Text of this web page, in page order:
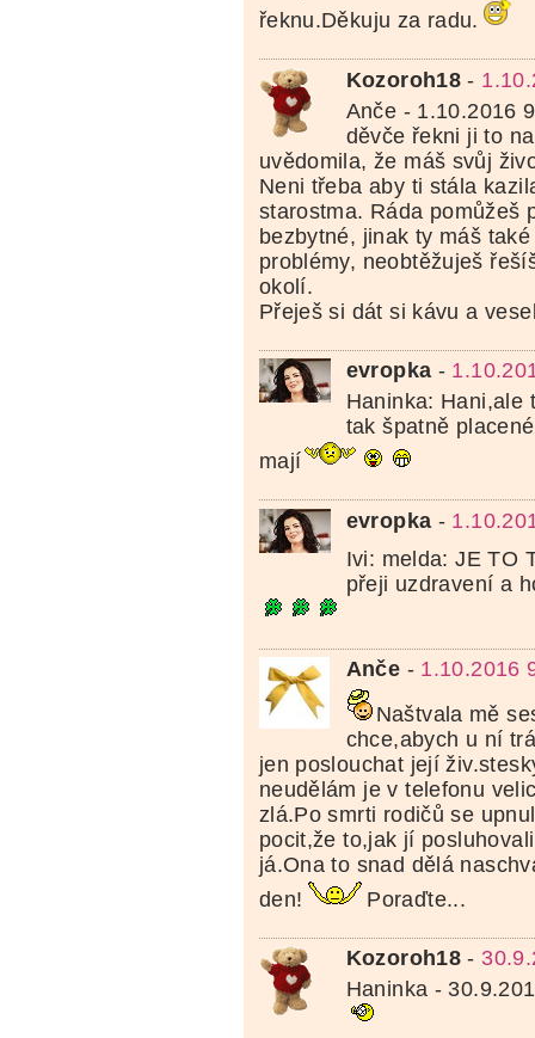
řeknu.Děkuju za radu.
Kozoroh18 -
Anče - 1.10.2016
děvče řekni ji to
uvědomila, že máš svůj
Neni třeba aby ti stála
starostma. Ráda pomůžeš
bezbytné, jinak ty máš
problémy, neobtěžuješ
okolí.
Přeješ si dát si kávu a
evropka -
Haninka: Hani,ale
tak špatně
mají
evropka -
Ivi: melda: JE TO
přeji uzdravení a
Anče - 1.10.2016
Naštvala mě
chce,abych u ní
jen poslouchat její
neudělám je v telefonu
zlá.Po smrti rodičů se
pocit,že to,jak jí
já.Ona to snad dělá
den!
Poraďte...
Kozoroh18 -
Haninka -